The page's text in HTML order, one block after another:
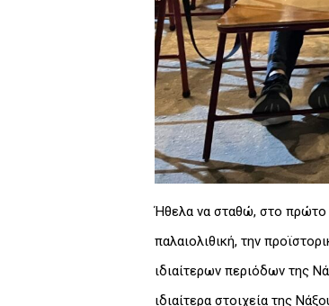
Ήθελα να σταθώ, στο πρώτο
παλαιολιθική, την
ιδιαίτερων περιόδων της
ιδιαίτερα στοιχεία της